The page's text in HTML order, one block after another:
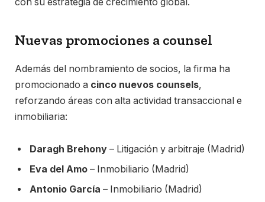
con su estrategia de crecimiento global.
Nuevas promociones a counsel
Además del nombramiento de socios, la firma ha
promocionado a cinco nuevos counsels,
reforzando áreas con alta actividad transaccional e
inmobiliaria:
Daragh Brehony – Litigación y arbitraje (Madrid)
Eva del Amo – Inmobiliario (Madrid)
Antonio García – Inmobiliario (Madrid)